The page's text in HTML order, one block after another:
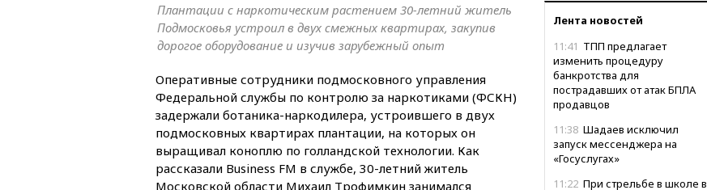
Лента новостей
11:41 ТПП предлагает
изменить процедуру
банкротства для
пострадавших от атак БПЛА
продавцов
11:38 Шадаев исключил
запуск мессенджера на
«Госуслугах»
11:22 При стрельбе в школе в
Плантации с наркотическим растением 30-летний житель
Подмосковья устроил в двух смежных квартирах, закупив
дорогое оборудование и изучив зарубежный опыт
Оперативные сотрудники подмосковного управления
Федеральной службы по контролю за наркотиками (ФСКН)
задержали ботаника-наркодилера, устроившего в двух
подмосковных квартирах плантации, на которых он
выращивал коноплю по голландской технологии. Как
рассказали Business FM в службе, 30-летний житель
Московской области Михаил Трофимкин занимался